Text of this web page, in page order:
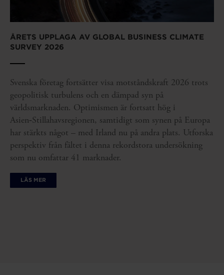
ÅRETS UPPLAGA AV GLOBAL BUSINESS CLIMATE
SURVEY 2026
Svenska företag fortsätter visa motståndskraft 2026 trots
geopolitisk turbulens och en dämpad syn på
världsmarknaden. Optimismen är fortsatt hög i
Asien‑Stillahavsregionen, samtidigt som synen på Europa
har stärkts något – med Irland nu på andra plats. Utforska
perspektiv från fältet i denna rekordstora undersökning
som nu omfattar 41 marknader.
LÄS MER